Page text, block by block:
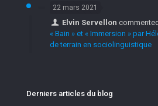
22 mars 2021
Elvin Servellon
« Bain » et « Immersion » par
de terrain en sociolinguistique
Derniers articles du blog